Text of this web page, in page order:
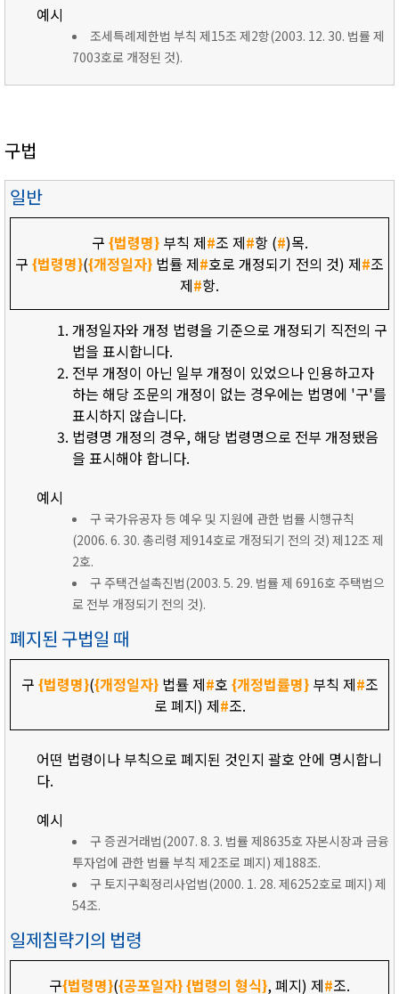
예시
조세특례제한법 부칙 제15조 제2항(2003. 12. 30. 법률 제
7003호로 개정된 것).
구법
일반
구 {법령명}부칙 제#조 제#항 (#)목.
구 {법령명}({개정일자} 법률 제#호로 개정되기 전의 것) 제#조
제#항.
개정일자와 개정 법령을 기준으로 개정되기 직전의 구
법을 표시합니다.
전부 개정이 아닌 일부 개정이 있었으나 인용하고자
하는 해당 조문의 개정이 없는 경우에는 법명에 '구'를
표시하지 않습니다.
법령명 개정의 경우, 해당 법령명으로 전부 개정됐음
을 표시해야 합니다.
예시
구 국가유공자 등 예우 및 지원에 관한 법률 시행규칙
(2006. 6. 30. 총리령 제914호로 개정되기 전의 것) 제12조 제
2호.
구 주택건설촉진법(2003. 5. 29. 법률 제 6916호 주택법으
로 전부 개정되기 전의 것).
폐지된 구법일 때
구 {법령명}({개정일자}법률 제#호 {개정법률명}부칙 제#조
로 폐지) 제#조.
어떤 법령이나 부칙으로 폐지된 것인지 괄호 안에 명시합니
다.
예시
구 증권거래법(2007. 8. 3. 법률 제8635호 자본시장과 금융
투자업에 관한 법률 부칙 제2조로 폐지) 제188조.
구 토지구획정리사업법(2000. 1. 28. 제6252호로 폐지) 제
54조.
일제침략기의 법령
구{법령명}({공포일자}{법령의 형식}, 폐지) 제#조.